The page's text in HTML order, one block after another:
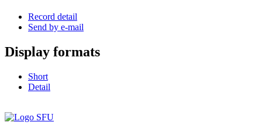
Record detail
Send by e-mail
Display formats
Short
Detail